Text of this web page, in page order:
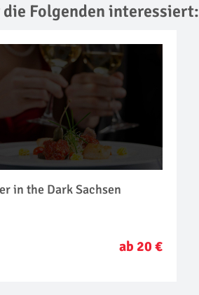
die Folgenden interessiert:
in the Dark Sachsen
ab 20 €